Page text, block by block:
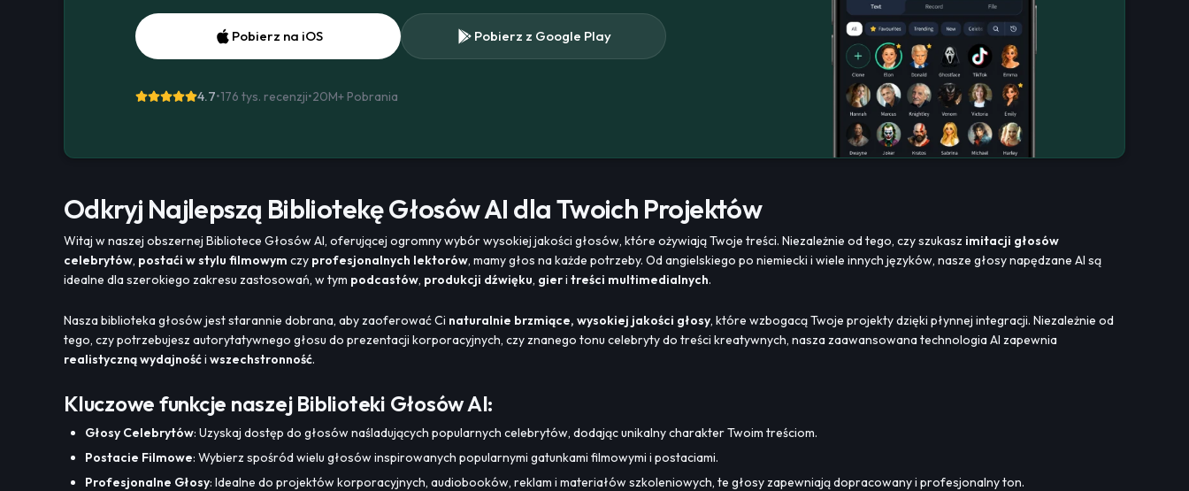
Pobierz na iOS Pobierz z Google Play
4.7•176 tys. recenzji•20M+ Pobrania
Odkryj Najlepszą Bibliotekę Głosów AI dla Twoich Projektów
Witaj w naszej obszernej Bibliotece Głosów AI, oferującej ogromny wybór wysokiej jakości głosów, które ożywiają Twoje treści. Niezależnie od tego, czy szukasz imitacji głosów
celebrytów, postaći w stylu filmowym czy profesjonalnych lektorów, mamy głos na każde potrzeby. Od angielskiego po niemiecki i wiele innych języków, nasze głosy napędzane AI są
idealne dla szerokiego zakresu zastosowań, w tym podcastów, produkcji dźwięku, gieri treści multimedialnych.
Nasza biblioteka głosów jest starannie dobrana, aby zaoferować Ci naturalnie brzmiące, wysokiej jakości głosy, które wzbogacą Twoje projekty dzięki płynnej integracji. Niezależnie od
tego, czy potrzebujesz autorytatywnego głosu do prezentacji korporacyjnych, czy znanego tonu celebryty do treści kreatywnych, nasza zaawansowana technologia AI zapewnia
realistyczną wydajnośći wszechstronność.
Kluczowe funkcje naszej Biblioteki Głosów AI:
Głosy Celebrytów: Uzyskaj dostęp do głosów naśladujących popularnych celebrytów, dodając unikalny charakter Twoim treściom.
Postacie Filmowe: Wybierz spośród wielu głosów inspirowanych popularnymi gatunkami filmowymi i postaciami.
Profesjonalne Głosy: Idealne do projektów korporacyjnych, audiobooków, reklam i materiałów szkoleniowych, te głosy zapewniają dopracowany i profesjonalny ton.